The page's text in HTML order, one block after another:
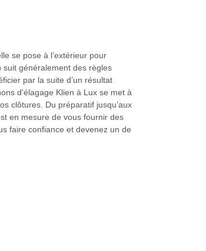
se pose à l’extérieur pour
généralement des règles
par la suite d’un résultat
d'élagage Klien à Lux se met à
clôtures. Du préparatif jusqu’aux
en mesure de vous fournir des
faire confiance et devenez un de